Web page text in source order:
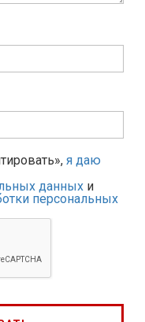
я даю
данных и
персональных